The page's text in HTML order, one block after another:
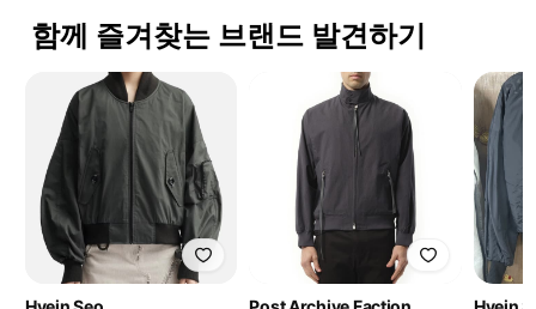
함께 즐겨찾는 브랜드 발견하기